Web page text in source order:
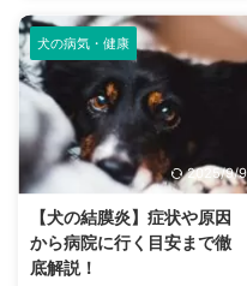
の情報を網羅的にご紹介します。
今 ...
まざまな鳴き声が聞こえてくるこ
とがありますよね。 チンチラは
犬や猫のように鳴き声で感情を表
現するため、その鳴き声の意味を
理解することは、愛チンチラとの
関係を深める上で非常に大切で
す。 この記事では、チンチラの
代表的な鳴き声の種類とその意味
鳴き声からわかるストレスや病気
のサイン、チンチラが鳴く理由を
理解して良好な関係を築くための
犬の病気・健康
2025/9/9
【犬の結膜炎】症状や原因
から病院に行く目安まで徹
底解説！